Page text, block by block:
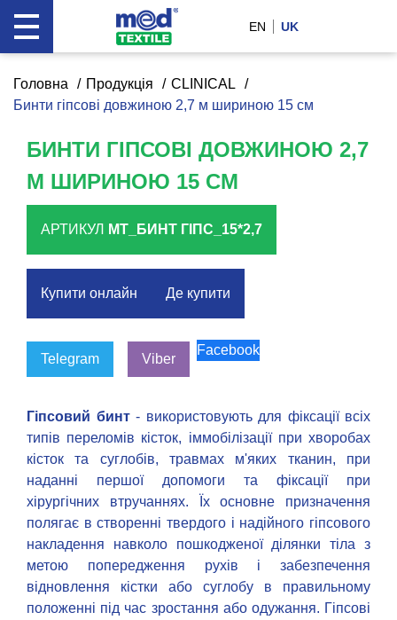
EN UK
Головна Продукція
CLINICAL
Бинти гіпсові довжиною 2,7 м шириною 15 см
БИНТИ ГІПСОВІ ДОВЖИНОЮ 2,7
М ШИРИНОЮ 15 СМ
АРТИКУЛ МТ_БИНТ ГІПС_15*2,7
Купити онлайн Де купити
Telegram Viber
Facebook
Гіпсовий бинт - використовують для фіксації всіх
типів переломів кісток, іммобілізації при хворобах
кісток та суглобів, травмах м'яких тканин, при
наданні першої допомоги та фіксації при
хірургічних втручаннях. Їх основне призначення
полягає в створенні твердого і надійного гіпсового
накладення навколо пошкодженої ділянки тіла з
метою попередження рухів і забезпечення
відновлення кістки або суглобу в правильному
положенні під час зростання або одужання. Гіпсові